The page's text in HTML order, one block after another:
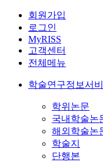
회원가입
로그인
MyRISS
고객센터
전체메뉴
학술연구정보서
학위논문
국내학술논
해외학술논
학술지
단행본